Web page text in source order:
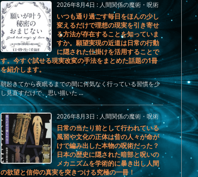
2026年8月4日 : 人間関係の魔術・呪術
いつも通り過ごす毎日をほんの少し
変えるだけで理想の現実を引き寄せ
る方法が存在することを知っていま
すか。願望実現の近道は日常の行動
に隠された仕掛けを活用することで
す。今すぐ試せる現実改変の手法をまとめた話題の1冊
を紹介します。
朝起きてから夜眠るまでの間に何気なく行っている習慣を少
し見直すだけで、思い描いた ...
2026年8月3日 : 人間関係の魔術・呪術
日常の当たり前として行われている
風習や文化の正体は昔の人々が命が
けで編み出した本物の呪術だった？
日本の歴史に隠された暗部と呪いの
メカニズムを学術的に暴き出し人間
の欲望と信仰の真実を突きつける究極の一冊！